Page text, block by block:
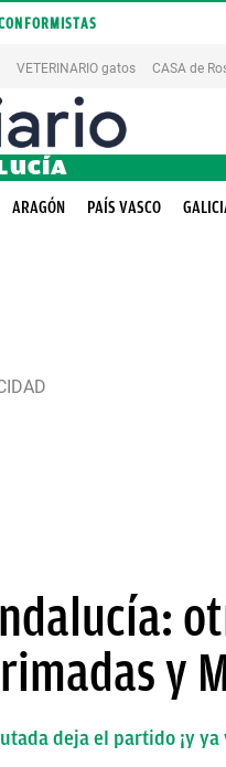
VETERINARIO gatos CASA de
ARAGÓN PAÍS VASCO
y
deja el partido ¡y ya